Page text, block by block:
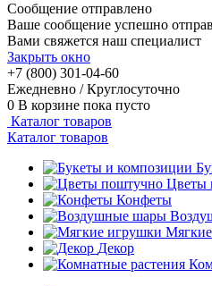
Сообщение отправлено
Ваше сообщение успешно
Вами свяжется наш специалист
Закрыть окно
+7 (800) 301-04-60
Ежедневно / Круглосуточно
0 В корзине пока пусто
Каталог товаров
Каталог товаров
Цветы
Конфеты
Декор